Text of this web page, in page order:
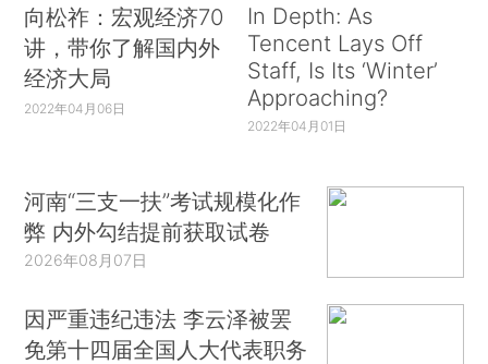
向松祚：宏观经济70
讲，带你了解国内外
经济大局
2022年04月06日
In Depth: As
Tencent Lays Off
Staff, Is Its ‘Winter’
Approaching?
2022年04月01日
河南“三支一扶”考试规模化作
弊 内外勾结提前获取试卷
2026年08月07日
因严重违纪违法 李云泽被罢
免第十四届全国人大代表职务